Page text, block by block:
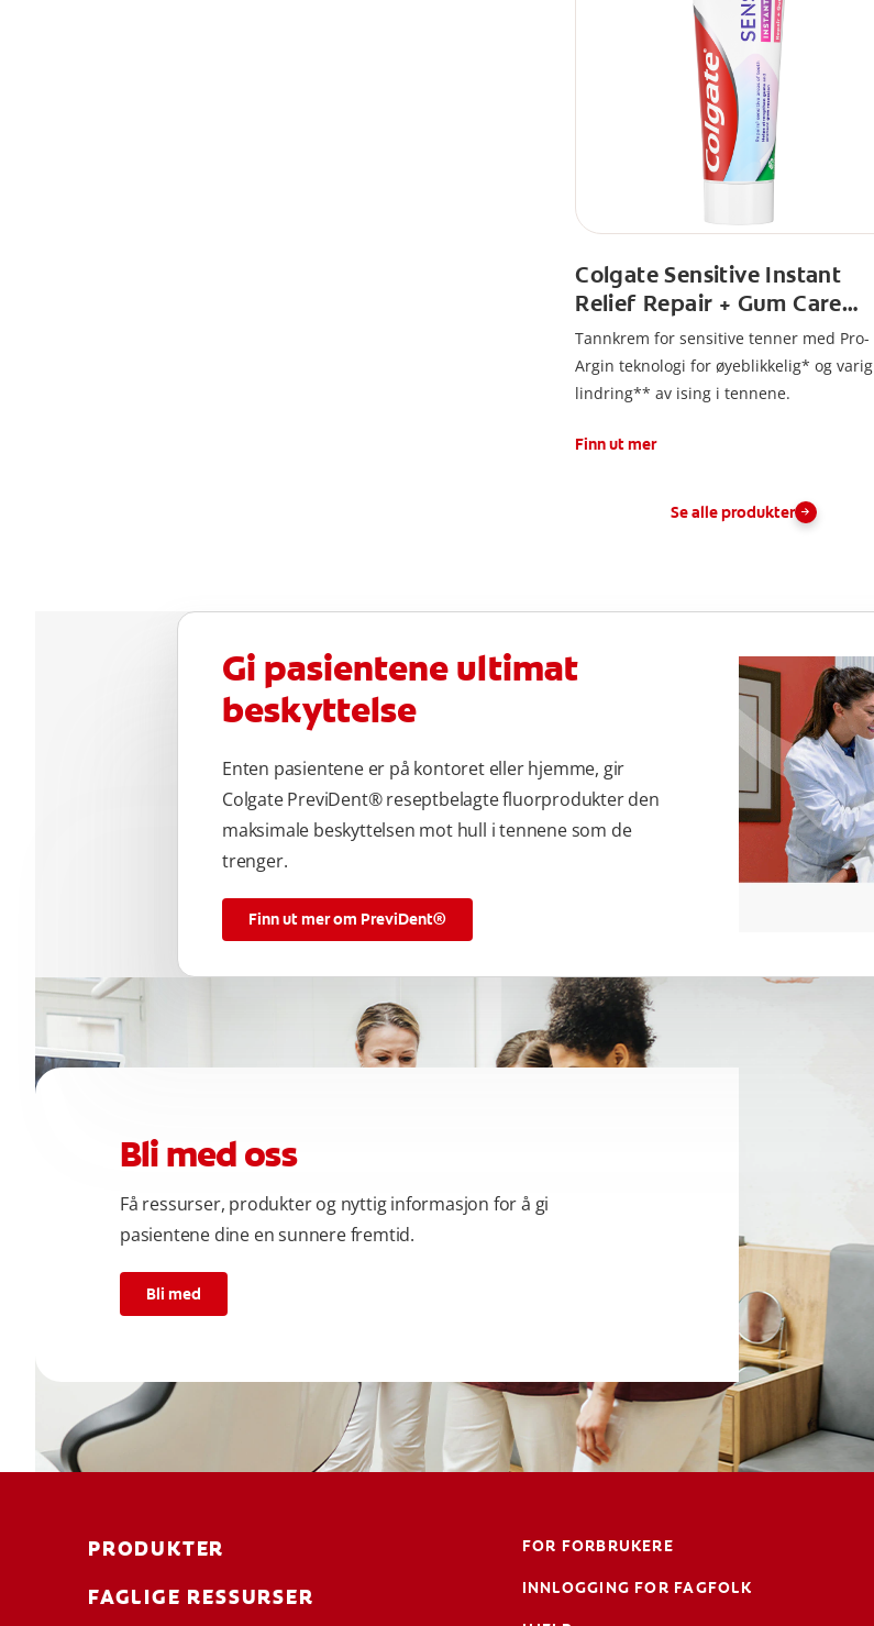
Colgate Sensitive Instant
Relief Repair + Gum Care
Tannkrem
Tannkrem for sensitive tenner med Pro-
Argin teknologi for øyeblikkelig* og varig
lindring** av ising i tennene.
Finn ut mer
Se alle produkter
Gi pasientene ultimat
beskyttelse
Enten pasientene er på kontoret eller hjemme, gir
Colgate PreviDent® reseptbelagte fluorprodukter den
maksimale beskyttelsen mot hull i tennene som de
trenger.
Finn ut mer om PreviDent®
Bli med oss
Få ressurser, produkter og nyttig informasjon for å gi
pasientene dine en sunnere fremtid.
Bli med
PRODUKTER
FAGLIGE RESSURSER
FOR FORBRUKERE
INNLOGGING FOR FAGFOLK